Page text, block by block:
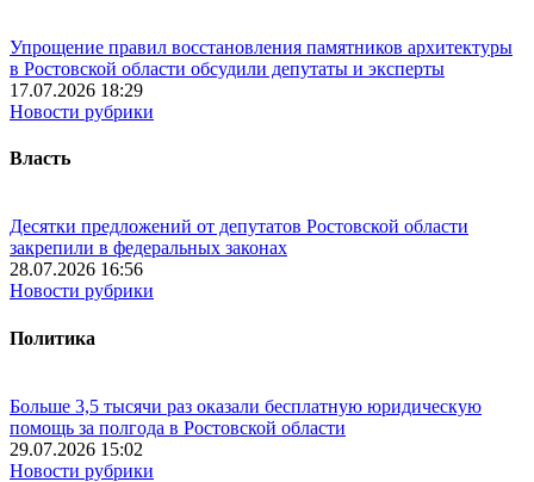
Упрощение правил восстановления памятников архитектуры
в Ростовской области обсудили депутаты и эксперты
17.07.2026 18:29
Новости рубрики
Власть
Десятки предложений от депутатов Ростовской области
закрепили в федеральных законах
28.07.2026 16:56
Новости рубрики
Политика
Больше 3,5 тысячи раз оказали бесплатную юридическую
помощь за полгода в Ростовской области
29.07.2026 15:02
Новости рубрики